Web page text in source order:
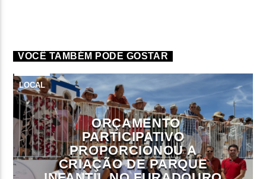
VOCÊ TAMBÉM PODE GOSTAR
LOCAL
ORÇAMENTO
PARTICIPATIVO
PROPORCIONOU A
CRIAÇÃO DE PARQUE